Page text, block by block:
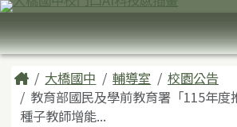
跳至主內容區
臺南市大橋國中
導覽列
主內容區域
Home大橋國中 輔導室
校園公告
教育部國民及學前教育署「115年度
種子教師增能...
頁尾區域